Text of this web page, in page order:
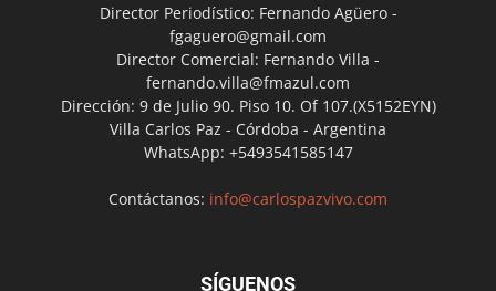
Director Periodístico: Fernando Agüero -
fgaguero@gmail.com
Director Comercial: Fernando Villa -
fernando.villa@fmazul.com
Dirección: 9 de Julio 90. Piso 10. Of 107.(X5152EYN)
Villa Carlos Paz - Córdoba - Argentina
WhatsApp: +5493541585147
Contáctanos: info@carlospazvivo.com
SÍGUENOS